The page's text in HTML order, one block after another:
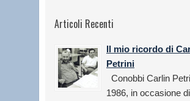
Articoli Recenti
Il mio ricordo di
Petrini
Conobbi Carlin
1986, in occasione